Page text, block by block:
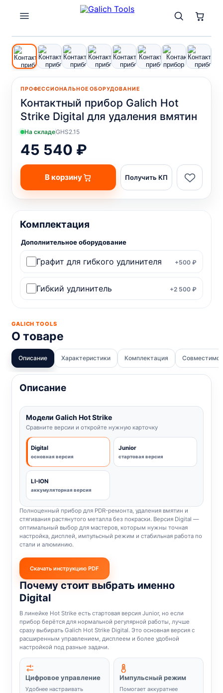
/ 9
ПРОФЕССИОНАЛЬНОЕ ОБОРУДОВАНИЕ
Контактный прибор Galich Hot
Strike Digital для удаления вмятин
На складеGHS2.15
45 540 ₽
В корзину Получить КП
Комплектация
Дополнительное оборудование
Графит для гибкого удлинителя +500 ₽
Гибкий удлинитель +2 500 ₽
GALICH TOOLS
О товаре
Описание Характеристики Комплектация
Описание
Модели Galich Hot Strike
Сравните версии и откройте нужную карточку
Digital
основная версия
Junior
стартовая версия
LI-ION
аккумуляторная версия
Полноценный прибор для PDR-ремонта, удаления вмятин и
стягивания растянутого металла без покраски. Версия Digital —
оптимальный выбор для мастеров, которым нужны точная
настройка, дисплей, импульсный режим и стабильная работа по
стали и алюминию.
Скачать инструкцию PDF
Почему стоит выбрать именно
Digital
В линейке Hot Strike есть стартовая версия Junior, но если
прибор берётся для нормальной регулярной работы, лучше
сразу выбирать Galich Hot Strike Digital. Это основная версия с
расширенным управлением, дисплеем и более удобной
настройкой под разные задачи.
Цифровое управление
Удобнее настраивать
Импульсный режим
Помогает аккуратнее